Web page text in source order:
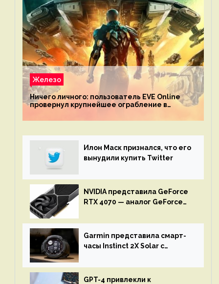
Железо
Ничего личного: пользователь EVE Online
провернул крупнейшее ограбление в
механике
Илон Маск признался, что его
вынудили купить Twitter
NVIDIA представила GeForce
RTX 4070 — аналог GeForce
Garmin представила смарт-
часы Instinct 2X Solar с
GPT-4 привлекли к